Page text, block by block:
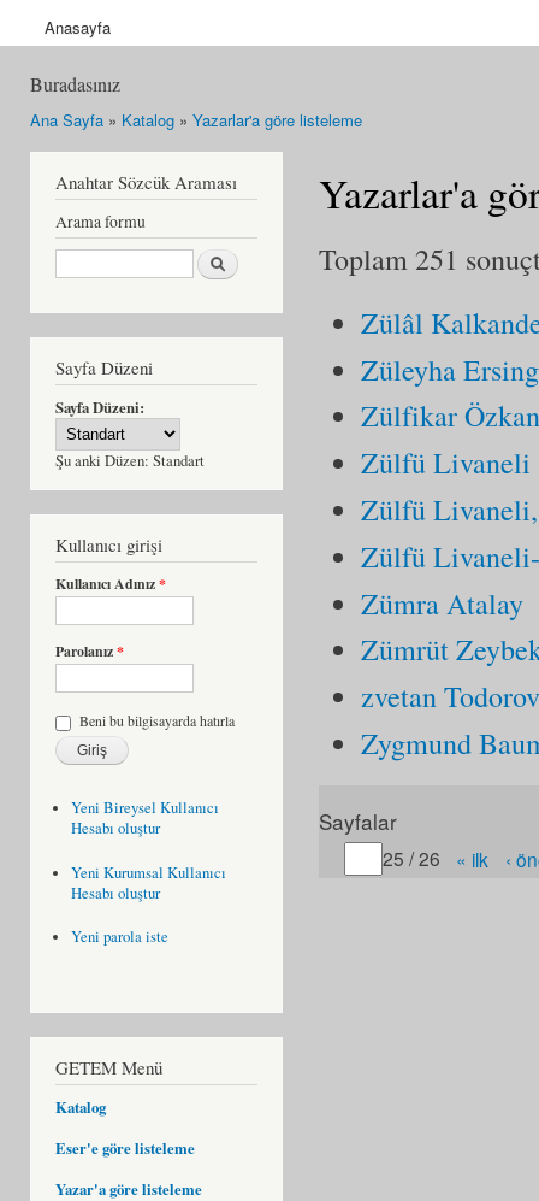
Anasayfa
Buradasınız
Ana Sayfa » Katalog » Yazarlar'a göre listeleme
Anahtar Sözcük Araması
Arama formu
Ara
Sayfa Düzeni
Sayfa Düzeni:
Şu anki Düzen: Standart
Kullanıcı girişi
Kullanıcı Adınız*
Parolanız*
Beni bu bilgisayarda hatırla
Yeni Bireysel Kullanıcı
Hesabı oluştur
Yeni Kurumsal Kullanıcı
Hesabı oluştur
Yeni parola iste
GETEM Menü
Katalog
Eser'e göre listeleme
Yazar'a göre listeleme
Yazarlar'a
Toplam 251
Zülâl
Züleyha
Zülfikar Özkan
Zülfü Livaneli
Zülfü
Zülfü
Zümra Atalay
Zümrüt
zvetan Todorov
Zygmund
Sayfalar
Gitmek istediğiniz
25 / 26 « ilk ‹